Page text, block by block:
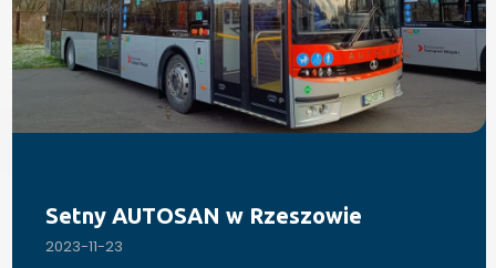
Setny AUTOSAN w Rzeszowie
2023-11-23